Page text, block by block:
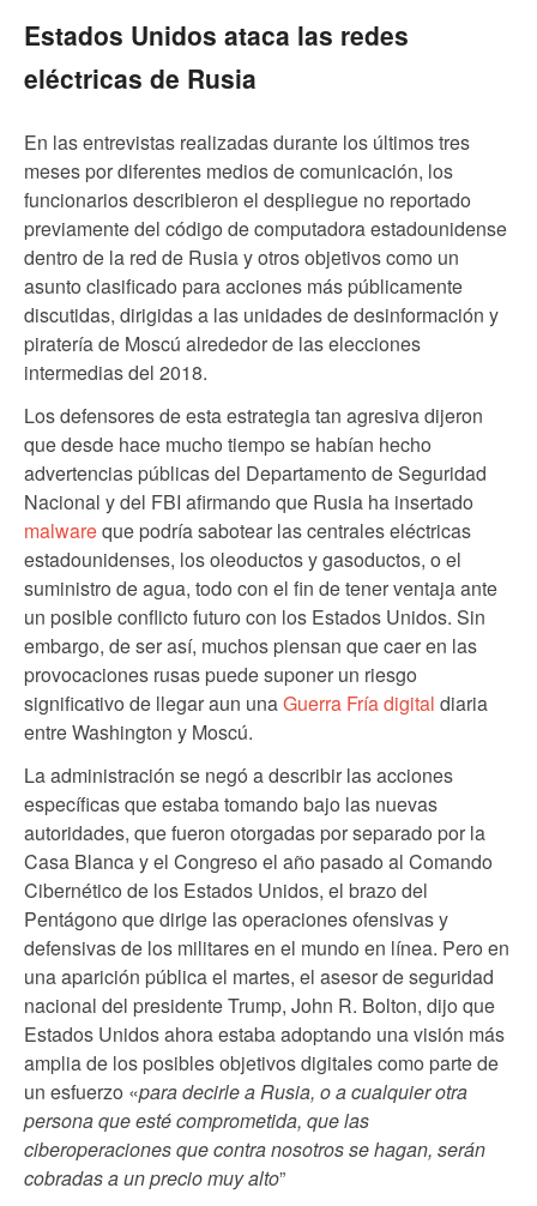
Estados Unidos ataca las redes
eléctricas de Rusia
En las entrevistas realizadas durante los últimos tres
meses por diferentes medios de comunicación, los
funcionarios describieron el despliegue no reportado
previamente del código de computadora estadounidense
dentro de la red de Rusia y otros objetivos como un
asunto clasificado para acciones más públicamente
discutidas, dirigidas a las unidades de desinformación y
piratería de Moscú alrededor de las elecciones
intermedias del 2018.
Los defensores de esta estrategia tan agresiva dijeron
que desde hace mucho tiempo se habían hecho
advertencias públicas del Departamento de Seguridad
Nacional y del FBI afirmando que Rusia ha insertado
malwareque podría sabotear las centrales eléctricas
estadounidenses, los oleoductos y gasoductos, o el
suministro de agua, todo con el fin de tener ventaja ante
un posible conflicto futuro con los Estados Unidos. Sin
embargo, de ser así, muchos piensan que caer en las
provocaciones rusas puede suponer un riesgo
significativo de llegar aun unaGuerra Fría digital diaria
entre Washington y Moscú.
La administración se negó a describir las acciones
específicas que estaba tomando bajo las nuevas
autoridades, que fueron otorgadas por separado por la
Casa Blanca y el Congreso el año pasado al Comando
Cibernético de los Estados Unidos, el brazo del
Pentágono que dirige las operaciones ofensivas y
defensivas de los militares en el mundo en línea. Pero en
una aparición pública el martes, el asesor de seguridad
nacional del presidente Trump, John R. Bolton, dijo que
Estados Unidos ahora estaba adoptando una visión más
amplia de los posibles objetivos digitales como parte de
un esfuerzo «para decirle a Rusia, o a cualquier otra
persona que esté comprometida, que las
ciberoperaciones que contra nosotros se hagan, serán
cobradas a un precio muy alto”